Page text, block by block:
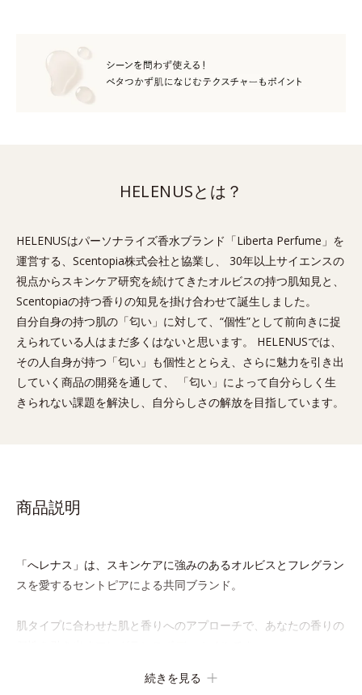
HELENUSとは？
HELENUSはパーソナライズ香水ブランド「Liberta Perfume」を
運営する、Scentopia株式会社と協業し、 30年以上サイエンスの
視点からスキンケア研究を続けてきたオルビスの持つ肌知見と、
Scentopiaの持つ香りの知見を掛け合わせて誕生しました。
自分自身の持つ肌の「匂い」に対して、“個性”として前向きに捉
えられている人はまだ多くはないと思います。 HELENUSでは、
その人自身が持つ「匂い」も個性ととらえ、さらに魅力を引き出
していく商品の開発を通して、 「匂い」によって自分らしく生
きられない課題を解決し、自分らしさの解放を目指しています。
商品説明
「へレナス」は、スキンケアに強みのあるオルビスとフレグラン
スを愛するセントピアによる共同ブランド。
肌タイプに合わせた肌と香りへのアプローチで、あなたの香りの
せん。「ヘレナス」では一人ひとりが持つ肌の香り「スキンセン
続きを見る